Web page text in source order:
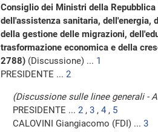
Consiglio dei Ministri della
dell'assistenza sanitaria, dell'energia,
della gestione delle migrazioni,
trasformazione economica e della
2788) (Discussione) ... 1
PRESIDENTE ... 2
(Discussione sulle linee generali -
PRESIDENTE ... 2 , 3 , 4 , 5
CALOVINI Giangiacomo (FDI) ... 3